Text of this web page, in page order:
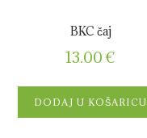
BKC čaj
13.00 €
DODAJ U KOŠARICU